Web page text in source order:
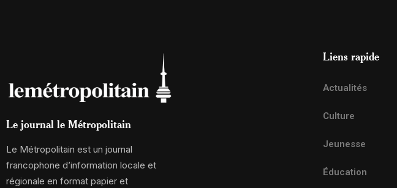
Le journal le Métropolitain
Le Métropolitain est un journal
francophone d’information locale et
régionale en format papier et
Liens rapide
Actualités
Culture
Jeunesse
Éducation